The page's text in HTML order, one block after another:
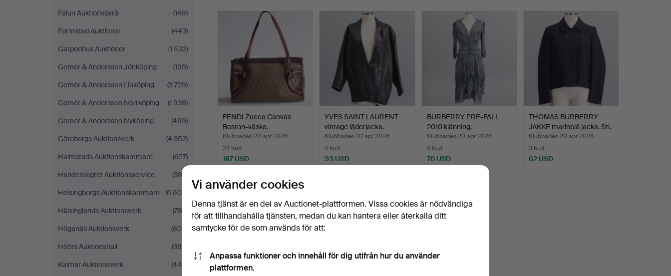
Falun Auktionsbyrå
(149)
Formstad Auktioner
(443)
Garpenhus Auktioner
(1 532)
Gomér & Andersson Jönköping
(199)
Gomér & Andersson Linköping
(3 729)
Gomér & Andersson Norrköping
(1 938)
Gomér & Andersson Nyköping
(499)
Göteborgs Auktionsverk
(4 352)
Halmstads Auktionskammare
(627)
Handelslagret Auktionsservice
(383)
Helsingborgs Auktionskammare
(6 609)
Hälsinglands Auktionsverk
(782)
Höganäs Auktionsverk
(808)
Höörs Auktionshall
(386)
Kalmar Auktionsverk
(445)
FENDI Zucca Canvas
Boston-väska.
Klubbades 20 apr 2026
24 bud
187 USD
YVES SAINT LAURENT
vintage läderjacka.
Klubbades 20 apr 2026
4 bud
93 USD
BURBERRY PRE-FALL
2010 klänning.
Klubbades 20 apr 2026
5 bud
70 USD
THOMAS BURBERRY
JAKKE marinblå jacka. Stl.
…
Klubbades 20 apr 2026
3 bud
62 USD
Bevaka sökning
Vi använder cookies
Denna tjänst är en del av Auctionet-plattformen. Vissa cookies är nödvändiga
för att tillhandahålla tjänsten, medan du kan hantera eller återkalla ditt
samtycke för de som används för att:
Anpassa funktioner och innehåll för dig utifrån hur du använder
plattformen.